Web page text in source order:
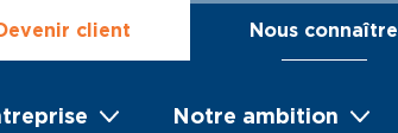
client Nous connaître
Notre ambition